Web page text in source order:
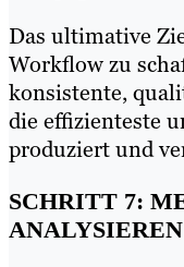
Das ultimative
Workflow zu
konsistente,
die effizienteste
produziert und
SCHRITT 7:
ANALYSIEREN